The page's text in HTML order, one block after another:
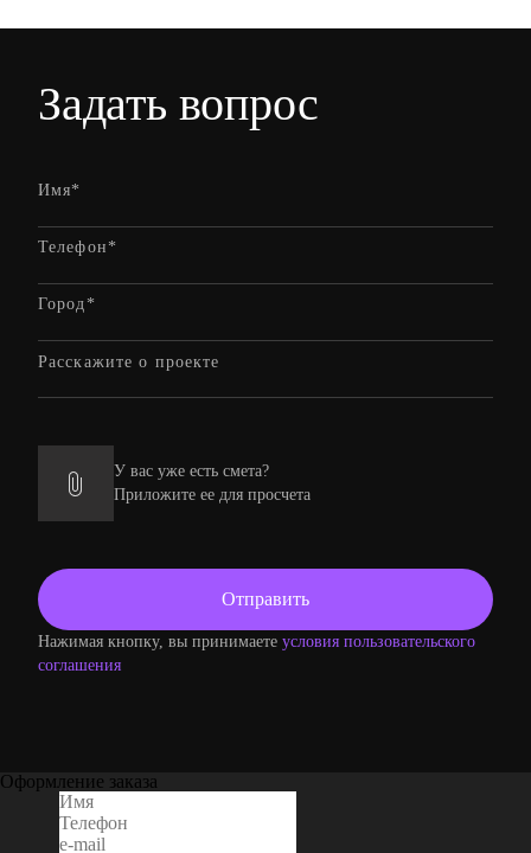
Задать вопрос
У вас уже есть смета?
Приложите ее для просчета
Нажимая кнопку, вы принимаете условия пользовательского
соглашения
Оформление заказа